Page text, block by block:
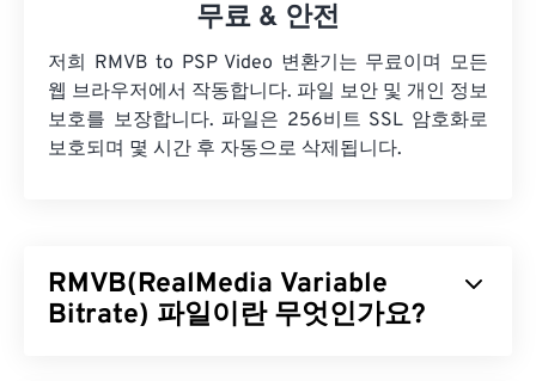
무료 & 안전
저희 RMVB to PSP Video 변환기는 무료이며 모든
웹 브라우저에서 작동합니다. 파일 보안 및 개인 정보
보호를 보장합니다. 파일은 256비트 SSL 암호화로
보호되며 몇 시간 후 자동으로 삭제됩니다.
RMVB(RealMedia Variable
Bitrate) 파일이란 무엇인가요?